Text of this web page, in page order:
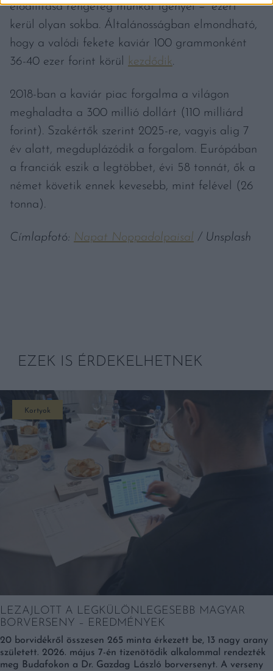
előállítása rengeteg munkát igényel − ezért
kerül olyan sokba. Általánosságban elmondható,
hogy a valódi fekete kaviár 100 grammonként
36-40 ezer forint körül kezdődik.
2018-ban a kaviár piac forgalma a világon
meghaladta a 300 millió dollárt (110 milliárd
forint). Szakértők szerint 2025-re, vagyis alig 7
év alatt, megduplázódik a forgalom. Európában
a franciák eszik a legtöbbet, évi 58 tonnát, ők a
német követik ennek kevesebb, mint felével (26
tonna).
Címlapfotó: Napat Noppadolpaisal / Unsplash
EZEK IS ÉRDEKELHETNEK
Kortyok
LEZAJLOTT A LEGKÜLÖNLEGESEBB MAGYAR
BORVERSENY – EREDMÉNYEK
20 borvidékről összesen 265 minta érkezett be, 13 nagy arany
született. 2026. május 7-én tizenötödik alkalommal rendezték
meg Budafokon a Dr. Gazdag László borversenyt. A verseny